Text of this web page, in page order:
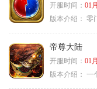
开服时间： 01
版本介绍： 零
帝尊大陆
开服时间： 01
版本介绍： 一